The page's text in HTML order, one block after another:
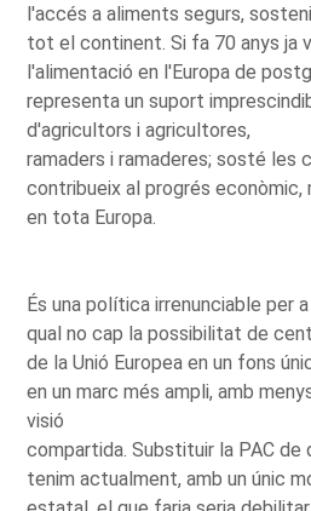
l'accés a aliments segurs,
tot el continent. Si fa 70 anys ja
l'alimentació en l'Europa de
representa un suport
d'agricultors i agricultores,
ramaders i ramaderes; sosté les
contribueix al progrés econòmic,
en tota Europa.
És una política irrenunciable per
qual no cap la possibilitat de
de la Unió Europea en un fons
en un marc més ampli, amb
visió
compartida. Substituir la PAC de
tenim actualment, amb un únic